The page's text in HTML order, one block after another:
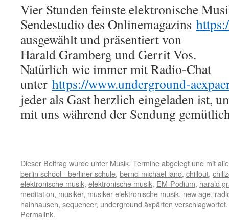
Vier Stunden feinste elektronische
Sendestudio des Onlinemagazins
ausgewählt und präsentiert von
Harald Gramberg und Gerrit Vos.
Natürlich wie immer mit Radio-Chat
unter https://www.underground-
jeder als Gast herzlich eingeladen ist,
mit uns während der Sendung
Dieser Beitrag wurde unter Musik, Termineabgelegt und mit
berlin school - berliner schule, bernd-michael land, chillout,
elektronische musik, elektronische musik, EM-Podium, harald
meditation, musiker, musiker elektronische musik, new age,
hainhausen, sequencer, underground äxpärten
Permalink.